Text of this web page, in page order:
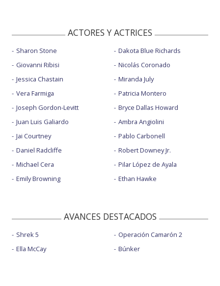
ACTORES Y ACTRICES
Sharon Stone
Giovanni Ribisi
Jessica Chastain
Vera Farmiga
Joseph Gordon-Levitt
Juan Luis Galiardo
Jai Courtney
Daniel Radcliffe
Michael Cera
Emily Browning
Dakota Blue Richards
Nicolás Coronado
Miranda July
Patricia Montero
Bryce Dallas Howard
Ambra Angiolini
Pablo Carbonell
Robert Downey Jr.
Pilar López de Ayala
Ethan Hawke
AVANCES DESTACADOS
Shrek 5
Ella McCay
Operación Camarón 2
Búnker